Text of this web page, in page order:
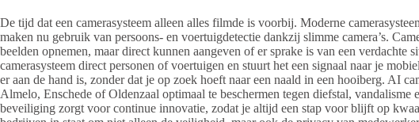
De tijd dat een camerasysteem alleen alles filmde is voorbij. Moderne
maken nu gebruik van persoons- en voertuigdetectie dankzij slimme camera’s.
beelden opnemen, maar direct kunnen aangeven of er sprake is van een verdachte
camerasysteem direct personen of voertuigen en stuurt het een signaal naar je
er aan de hand is, zonder dat je op zoek hoeft naar een naald in een hooiberg. AI
Almelo, Enschede of Oldenzaal optimaal te beschermen tegen diefstal, vandalisme
beveiliging zorgt voor continue innovatie, zodat je altijd een stap voor blijft op